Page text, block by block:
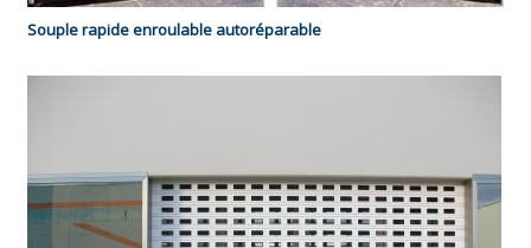
Souple rapide enroulable autoréparable